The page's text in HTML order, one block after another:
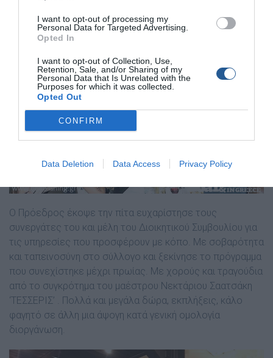
I want to opt-out of processing my
Personal Data for Targeted Advertising.
Opted In
I want to opt-out of Collection, Use,
Retention, Sale, and/or Sharing of my
Personal Data that Is Unrelated with the
Purposes for which it was collected.
Opted Out
CONFIRM
Data Deletion Data Access Privacy Policy
ασημένιο μέλος του ομίλου τον Παράσχο Γαϊτάνο.
Ο Πρόεδρος έκοψε την πίτα ευχαρίστησε τους
συνεργάτες του και μέλη του Διοικητικού Συμβουλίου για
τις υπηρεσίες που προσφέρουν με κόπο. Με σοβαρότητα
και ταπεινοσύνη στο σύλλογο και ξεκίνησε το πρόγραμμα
που συνεχίστηκε μέχρι πρωίας. Με χορούς και τραγούδια
από το συγκρότημα του μαέστρου Νεκτάριου Σαατσάκη
‘ΤΕΣΣΕΡΙΣ’ . Πολλά και μεγάλα δώρα, εκπλήξεις, κάλο
φαγητό σε άλλη μια άψογη κατά γενική ομολογία
διοργάνωση.